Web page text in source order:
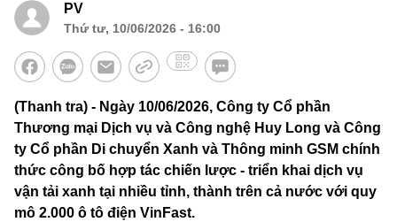
PV
Thứ tư, 10/06/2026 - 16:00
(Thanh tra) - Ngày 10/06/2026, Công ty Cổ phần
Thương mại Dịch vụ và Công nghệ Huy Long và Công
ty Cổ phần Di chuyển Xanh và Thông minh GSM chính
thức công bố hợp tác chiến lược - triển khai dịch vụ
vận tải xanh tại nhiều tỉnh, thành trên cả nước với quy
mô 2.000 ô tô điện VinFast.